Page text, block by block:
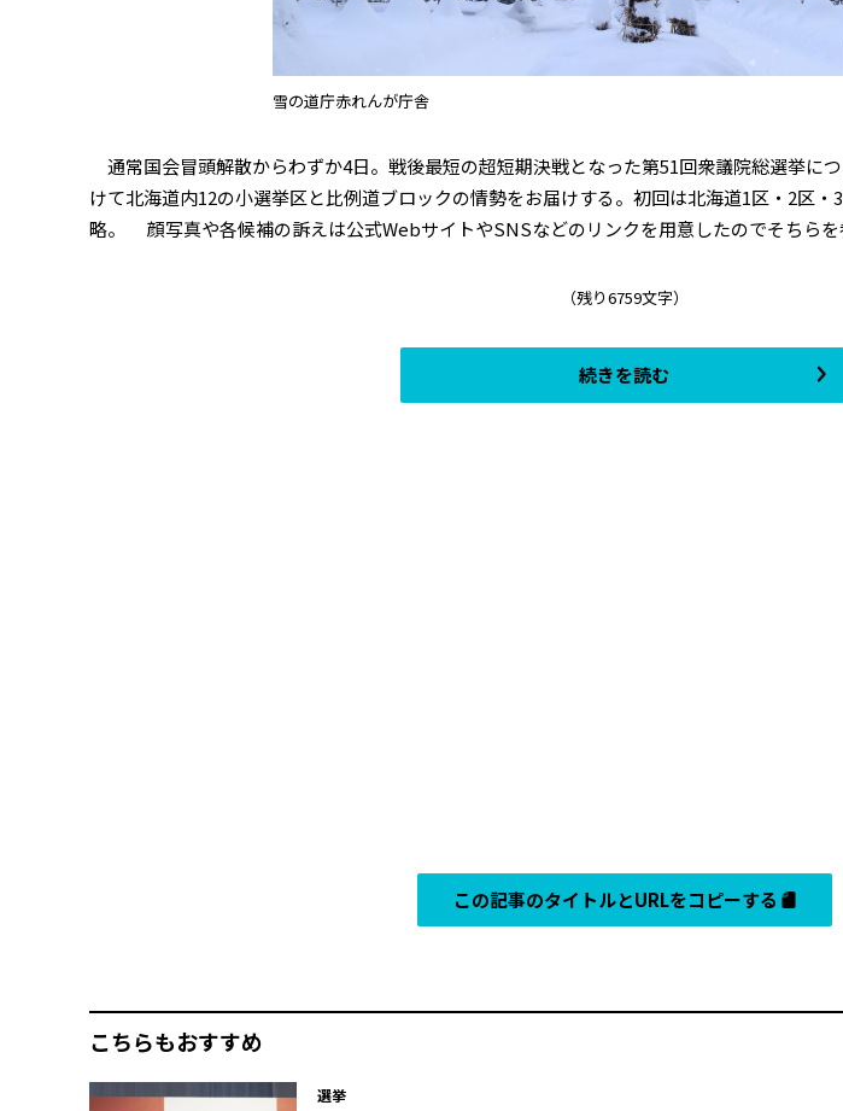
雪の道庁赤れんが庁舎
通常国会冒頭解散からわずか4日。戦後最短の超短期決戦となった第51回衆議院総選挙に
けて北海道内12の小選挙区と比例道ブロックの情勢をお届けする。初回は北海道1区・2区
略。 顔写真や各候補の訴えは公式WebサイトやSNSなどのリンクを用意したのでそちらを
（残り6759文字）
続きを読む
この記事のタイトルとURLをコピーする
こちらもおすすめ
選挙